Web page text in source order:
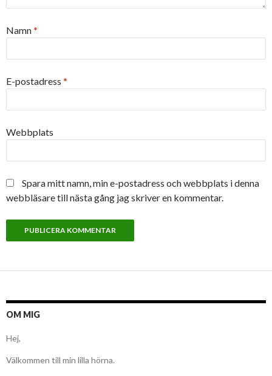
Namn*
E-postadress *
Webbplats
Spara mitt namn, min e-postadress och webbplats i denna
webbläsare till nästa gång jag skriver en kommentar.
OM MIG
Hej,
Välkommen till min lilla hörna.